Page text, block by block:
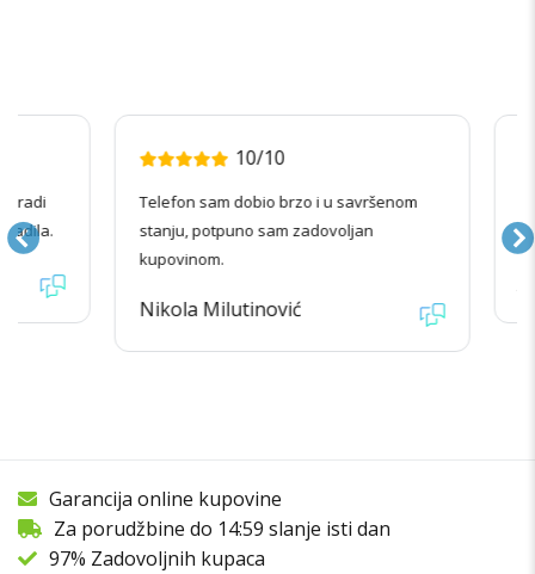
10/10
Telefon sam dobio brzo i u savršenom
stanju, potpuno sam zadovoljan
kupovinom.
Nikola Milutinović
Garancija online kupovine
Za porudžbine do 14:59 slanje isti dan
97% Zadovoljnih kupaca